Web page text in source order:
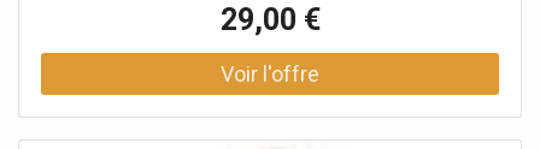
29,00 €